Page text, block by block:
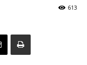
613